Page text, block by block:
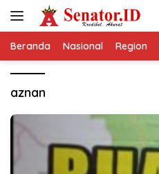
Beranda Nasional Region
aznan